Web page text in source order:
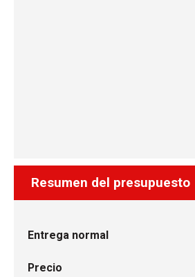
Resumen del presupuesto
Entrega normal
Precio